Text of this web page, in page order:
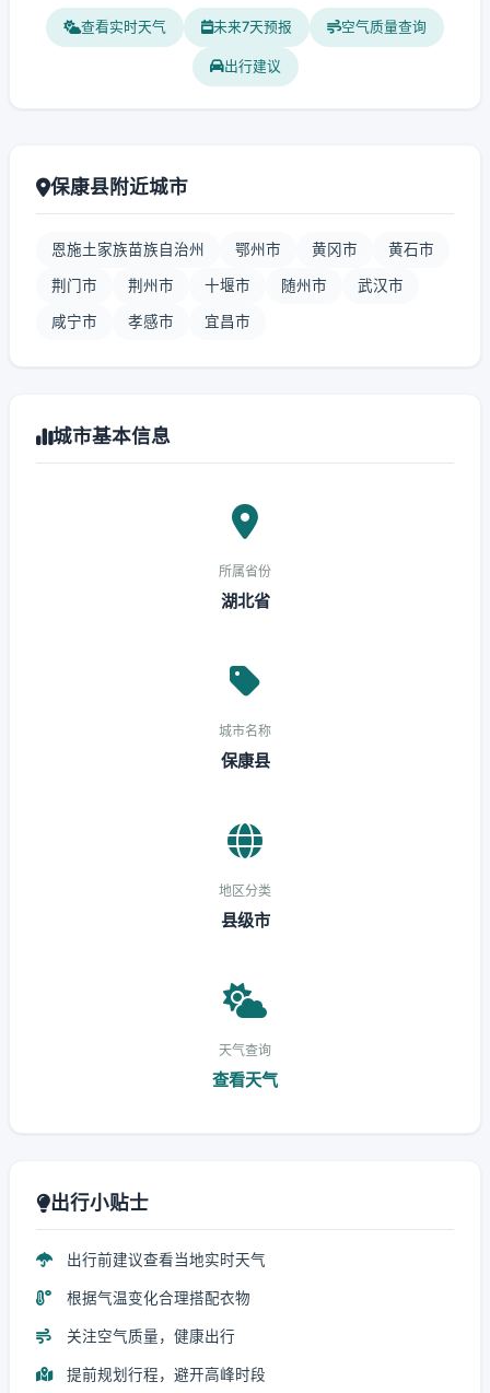
查看实时天气 未来7天预报 空气质量查询
出行建议
保康县附近城市
恩施土家族苗族自治州 鄂州市 黄冈市 黄石市
荆门市 荆州市 十堰市 随州市 武汉市
咸宁市 孝感市 宜昌市
城市基本信息
所属省份
湖北省
城市名称
保康县
地区分类
县级市
天气查询
查看天气
出行小贴士
出行前建议查看当地实时天气
根据气温变化合理搭配衣物
关注空气质量，健康出行
提前规划行程，避开高峰时段